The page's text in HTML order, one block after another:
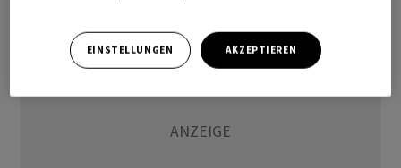
EINSTELLUNGEN AKZEPTIEREN